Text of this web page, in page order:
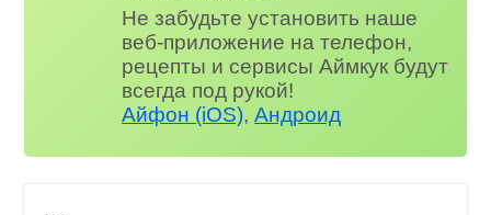
Не забудьте установить наше
веб-приложение на телефон,
рецепты и сервисы Аймкук будут
всегда под рукой!
Айфон (iOS),Андроид